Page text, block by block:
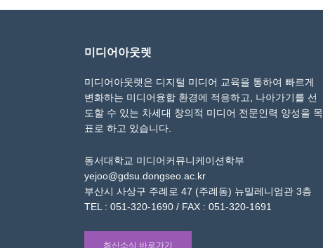
미디어아웃렛
미디어아웃렛은 디지털 미디어 교육을 통하여 빠르게
변화하는 미디어융합 환경에 적응하고, 나아가기를 선
도할 수 있는 차세대 창의적 미디어 전문인력 양성을 목
표로 하고 있습니다.
동서대학교 미디어커뮤니케이션학부
yejoo@gdsu.dongseo.ac.kr
부산시 사상구 주례로 47 (주례동) 뉴밀레니엄관 3층
TEL : 051-320-1690 / FAX : 051-320-1691
최신소식 바로가기